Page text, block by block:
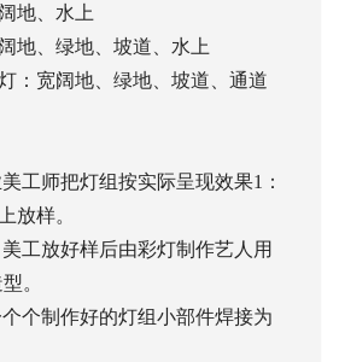
地、水上
地、绿地、坡道、水上
：宽阔地、绿地、坡道、通道
工师把灯组按实际呈现效果1：
放样。
工放好样后由彩灯制作艺人用
。
个制作好的灯组小部件焊接为